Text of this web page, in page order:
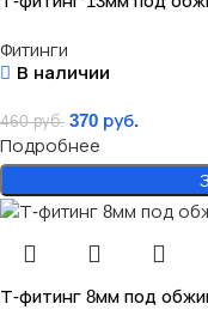
Фитинги
В наличии
460руб. 370 руб.
Подробнее
Т-фитинг 8мм под